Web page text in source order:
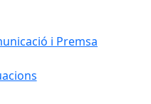
i Premsa